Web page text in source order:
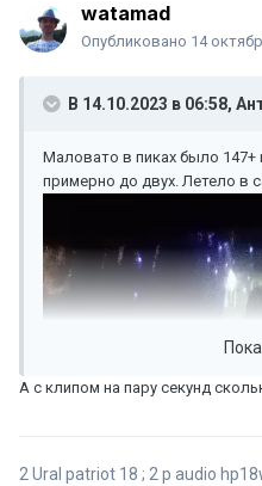
watamad
Опубликовано 14
В 14.10.2023 в 06:58,
Маловато в пиках было
примерно до двух. Летело в
А с клипом на пару секунд
2 Ural patriot 18 ; 2 p audio